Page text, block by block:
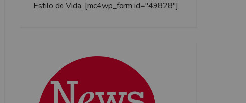
Estilo de Vida. [mc4wp_form id="49828"]